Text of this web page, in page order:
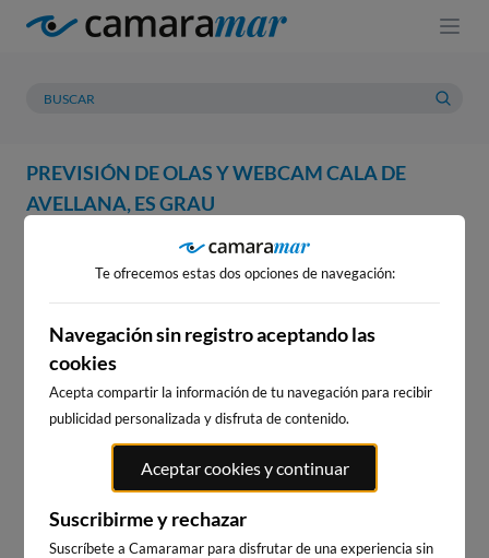
PREVISIÓN DE OLAS Y WEBCAM CALA DE
AVELLANA, ES GRAU
PREVISIÓN METEOROLOGÍA
WEBCAM CALA DE AVELLANA,
ES GRAU
WEBCAMS CERCANAS
Te ofrecemos estas dos opciones de navegación:
Navegación sin registro aceptando las
cookies
Acepta compartir la información de tu navegación para recibir
publicidad personalizada y disfruta de contenido.
Aceptar cookies y continuar
Suscribirme y rechazar
Suscríbete a Camaramar para disfrutar de una experiencia sin